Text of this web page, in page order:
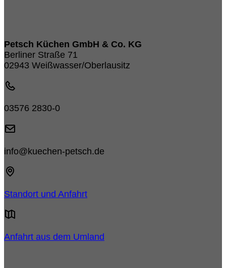
Petsch Küchen GmbH & Co. KG
Berliner Straße 71
02943 Weißwasser/Oberlausitz
03576 2830-0
info@kuechen-petsch.de
Standort und Anfahrt
Anfahrt aus dem Umland